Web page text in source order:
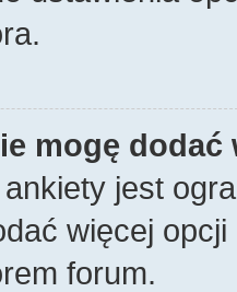
mogę
jest
więcej
forum.